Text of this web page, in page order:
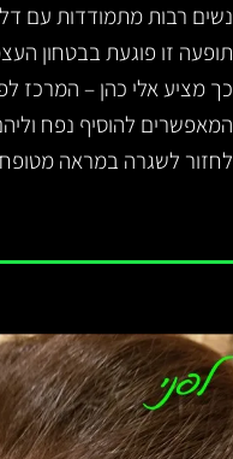
נשים רבות מתמודדות עם
תופעה זו פוגעת בבטחון
כך מציע אלי כהן – המרכז
המאפשרים להוסיף נפח
לחזור לשגרה במראה